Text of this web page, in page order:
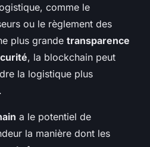
comme le
ou le règlement des
plus grande transparence
, la blockchain peut
la logistique plus
a le potentiel de
la manière dont les